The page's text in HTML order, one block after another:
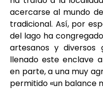
acercarse al mundo
tradicional. Así, por
del lago ha
artesanos y diversos
llenado este enclave
en parte, a una muy
permitido «un balance